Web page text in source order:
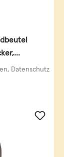
Datenschutz